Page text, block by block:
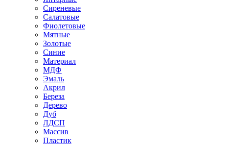
Сиреневые
Салатовые
Фиолетовые
Мятные
Золотые
Синие
Материал
МДФ
Эмаль
Акрил
Береза
Дерево
Дуб
ЛДСП
Массив
Пластик